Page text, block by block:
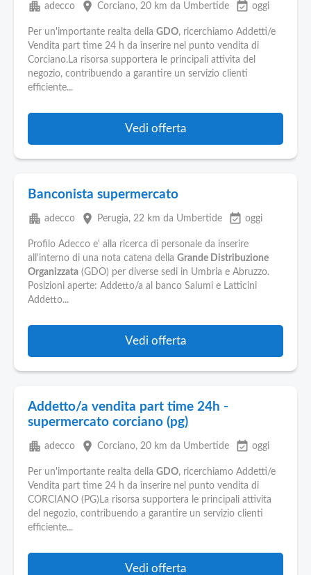
apartment adecco place Corciano, 20 km da Umbertide event_available oggi
Per un'importante realta della GDO, ricerchiamo Addetti/e
Vendita part time 24 h da inserire nel punto vendita di
Corciano.La risorsa supportera le principali attivita del
negozio, contribuendo a garantire un servizio clienti
efficiente...
Vedi offerta
Banconista supermercato
apartment adecco place Perugia, 22 km da Umbertide event_available oggi
Profilo Adecco e' alla ricerca di personale da inserire
all'interno di una nota catena della Grande Distribuzione
Organizzata (GDO) per diverse sedi in Umbria e Abruzzo.
Posizioni aperte: Addetto/a al banco Salumi e Latticini
Addetto...
Vedi offerta
Addetto/a vendita part time 24h -
supermercato corciano (pg)
apartment adecco place Corciano, 20 km da Umbertide event_available oggi
Per un'importante realta della GDO, ricerchiamo Addetti/e
Vendita part time 24 h da inserire nel punto vendita di
CORCIANO (PG)La risorsa supportera le principali attivita
del negozio, contribuendo a garantire un servizio clienti
efficiente...
Vedi offerta